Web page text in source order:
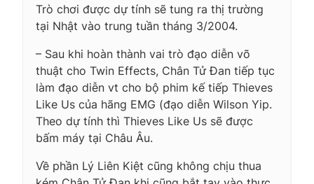
Trò chơi được dự tính sẽ tung ra thị trường
tại Nhật vào trung tuần tháng 3/2004.
– Sau khi hoàn thành vai trò đạo diễn võ
thuật cho Twin Effects, Chân Tử Đan tiếp tục
làm đạo diễn vt cho bộ phim kế tiếp Thieves
Like Us của hãng EMG (đạo diễn Wilson Yip.
Theo dự tính thì Thieves Like Us sẽ được
bấm máy tại Châu Âu.
Về phần Lý Liên Kiệt cũng không chịu thua